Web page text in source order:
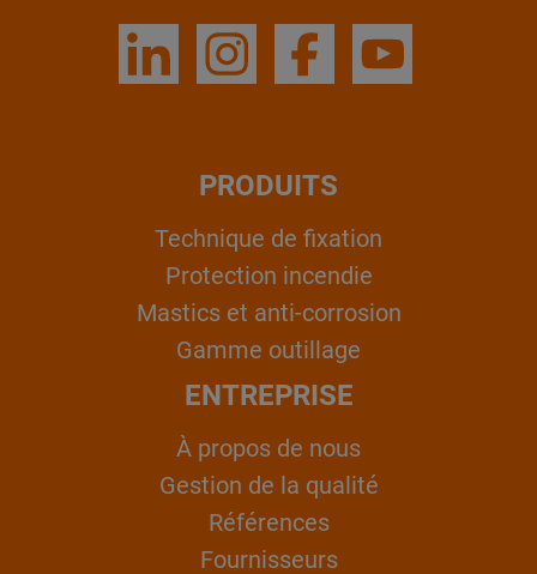
PRODUITS
Technique de fixation
Protection incendie
Mastics et anti-corrosion
Gamme outillage
ENTREPRISE
À propos de nous
Gestion de la qualité
Références
Fournisseurs